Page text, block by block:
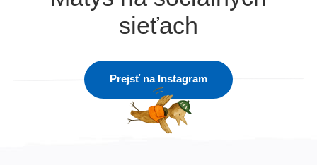
sieťach
Prejsť na Instagram